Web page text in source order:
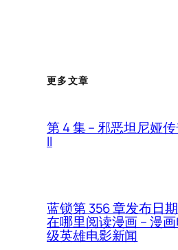
更多文章
第 4 集 – 邪恶坦尼娅
II
蓝锁第 356 章发布日
在哪里阅读漫画 – 漫
级英雄电影新闻